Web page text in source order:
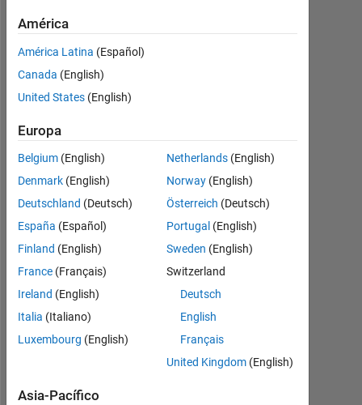
Con
actividad
desde
0
Following:
1
Follow
Mensaje
2021
América
América Latina (Español)
Canada (English)
United States (English)
Europa
Belgium (English)
Denmark (English)
Deutschland (Deutsch)
España (Español)
Finland (English)
France (Français)
Ireland (English)
Italia (Italiano)
Luxembourg (English)
Netherlands(English)
Norway(English)
Österreich (Deutsch)
Portugal (English)
Sweden (English)
Switzerland
Deutsch
English
Français
United Kingdom(English)
Asia-Pacífico